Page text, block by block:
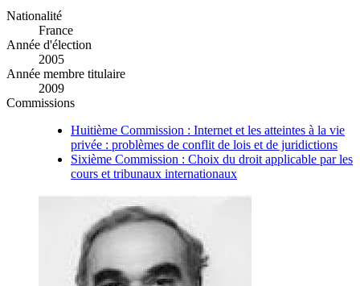
Nationalité
France
Année d'élection
2005
Année membre titulaire
2009
Commissions
Huitième Commission : Internet et les atteintes à la vie
privée : problèmes de conflit de lois et de juridictions
Sixième Commission : Choix du droit applicable par les
cours et tribunaux internationaux